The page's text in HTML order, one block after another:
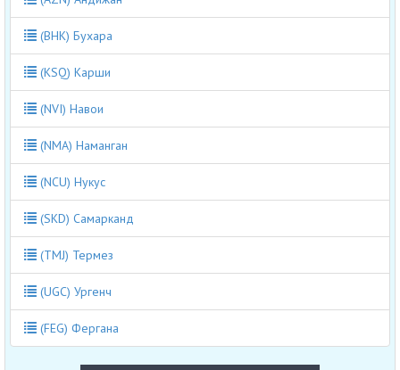
(BHK) Бухара
(KSQ) Карши
(NVI) Навои
(NMA) Наманган
(NCU) Нукус
(SKD) Самарканд
(TMJ) Термез
(UGC) Ургенч
(FEG) Фергана